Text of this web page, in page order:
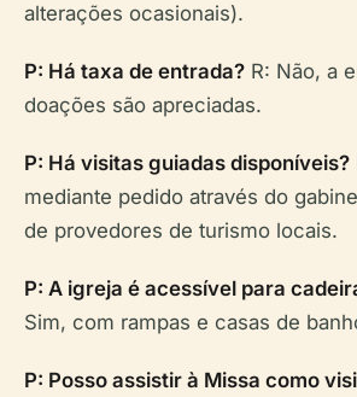
alterações ocasionais).
P: Há taxa de entrada? R: Não, a
doações são apreciadas.
P: Há visitas guiadas disponíveis?
mediante pedido através do
de provedores de turismo locais.
P: A igreja é acessível para
Sim, com rampas e casas de
P: Posso assistir à Missa como